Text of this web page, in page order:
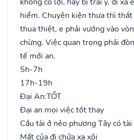
hiểm. Chuyện kiện thưa thì
thua thiệt, e phải vướng vào
chừng. Việc quan trọng phải
tế mới an.
5h-7h
17h-19h
Đại An:TỐT
Đại an mọi việc tốt thay
Cầu tài ở nẻo phương Tây có tài
Mất của đi chửa xa xôi